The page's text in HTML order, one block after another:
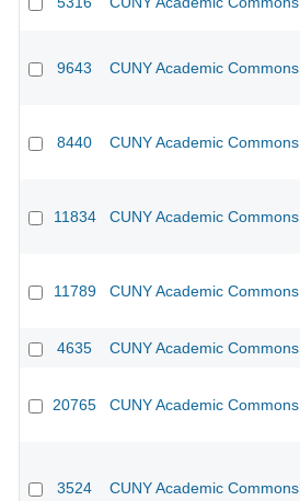
9643 CUNY Academic Commons
8440 CUNY Academic Commons
11834 CUNY Academic Commons
11789 CUNY Academic Commons
4635 CUNY Academic Commons
20765 CUNY Academic Commons
3524 CUNY Academic Commons